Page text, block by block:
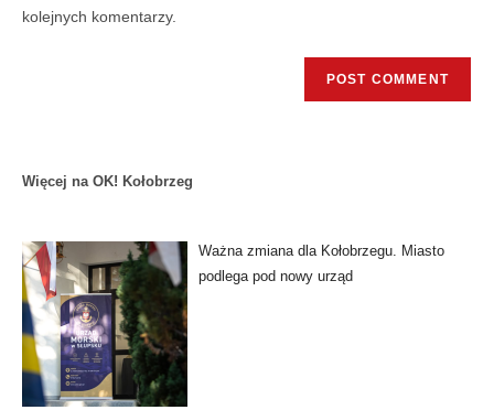
kolejnych komentarzy.
Więcej na OK! Kołobrzeg
Ważna zmiana dla Kołobrzegu. Miasto
podlega pod nowy urząd